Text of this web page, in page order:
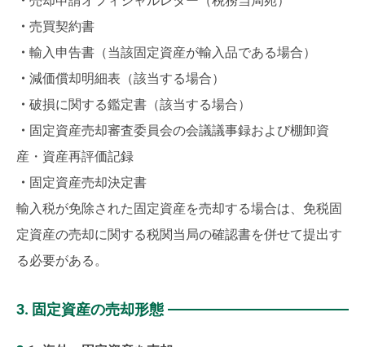
・ 売買契約書
・ 輸入申告書（当該固定資産が輸入品である場合）
・ 減価償却明細表（該当する場合）
・ 破損に関する鑑定書（該当する場合）
・ 固定資産売却審査委員会の会議議事録および棚卸資
産・資産再評価記録
・ 固定資産売却決定書
輸入税が免除された固定資産を売却する場合は、免税固
定資産の売却に関する税関当局の確認書を併せて提出す
る必要がある。
3. 固定資産の売却形態